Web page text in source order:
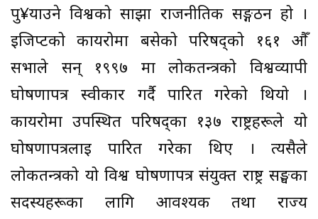
पु¥याउने विश्वको साझा राजनीतिक सङ्गठन हो ।
इजिप्टको कायरोमा बसेको परिषद्को १६१ औँ
सभाले सन् १९९७ मा लोकतन्त्रको विश्वव्यापी
घोषणापत्र स्वीकार गर्दै पारित गरेको थियो ।
कायरोमा उपस्थित परिषद्का १३७ राष्ट्रहरूले यो
घोषणापत्रलाई पारित गरेका थिए । त्यसैले
लोकतन्त्रको यो विश्व घोषणापत्र संयुक्त राष्ट्र सङ्घका
सदस्यहरूका लागि आवश्यक तथा राज्य